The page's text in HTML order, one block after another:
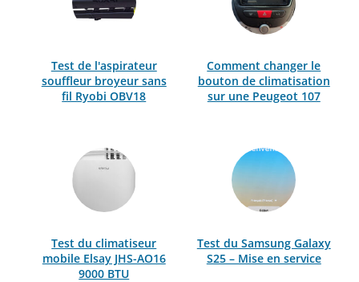
Test de l'aspirateur
souffleur broyeur sans
fil Ryobi OBV18
Comment changer le
bouton de climatisation
sur une Peugeot 107
Test du climatiseur
mobile Elsay JHS-AO16
9000 BTU
Test du Samsung Galaxy
S25 – Mise en service